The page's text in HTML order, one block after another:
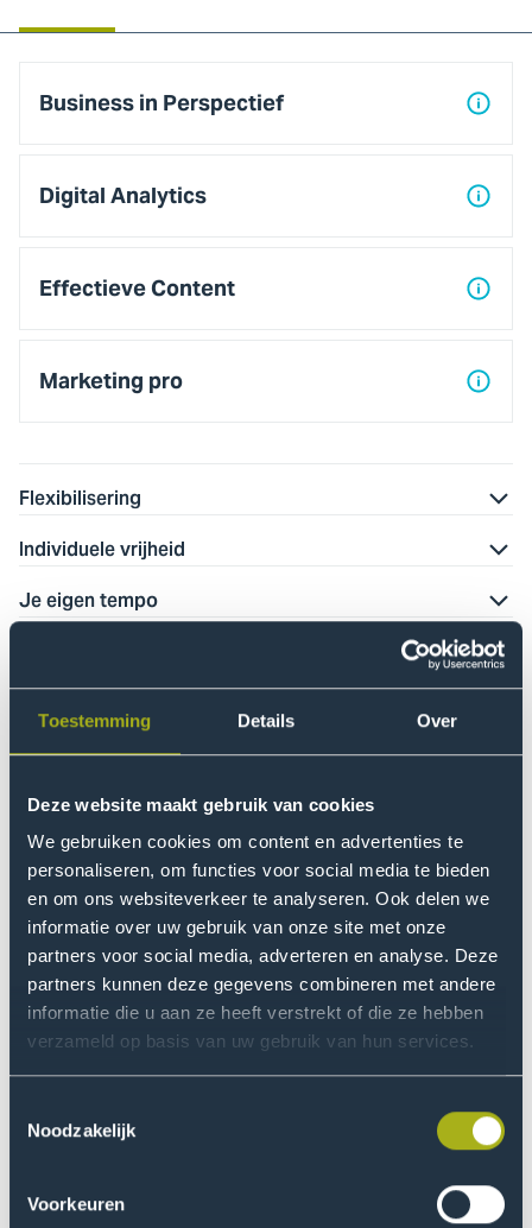
Toestemming Details Over
Deze website maakt gebruik van cookies
We gebruiken cookies om content en advertenties te
personaliseren, om functies voor social media te bieden
en om ons websiteverkeer te analyseren. Ook delen we
informatie over uw gebruik van onze site met onze
partners voor social media, adverteren en analyse. Deze
partners kunnen deze gegevens combineren met andere
informatie die u aan ze heeft verstrekt of die ze hebben
verzameld op basis van uw gebruik van hun services.
Noodzakelijk
Voorkeuren
Business in Perspectief
Digital Analytics
Effectieve Content
Marketing pro
Flexibilisering
Individuele vrijheid
Je eigen tempo
Benieuwd wat hier te zien is? Accepteer
dan de marketingcookies.
Cookie instellingen
Voorlichting
We helpen je graag met een studiekeuze die aansluit bij
jouw wensen en agenda.
Evenement
datum
vanaf
okt
Evenement
naam
Proeflessen
Go
to
Proeflessen
eventEvenement
8
okt Evenement
Go
Voorlichtingssessie
Evenement
datum
nov naam
Go